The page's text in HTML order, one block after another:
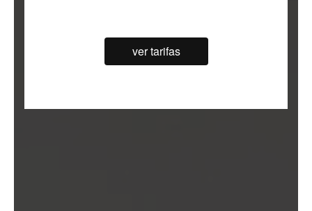
ver tarifas